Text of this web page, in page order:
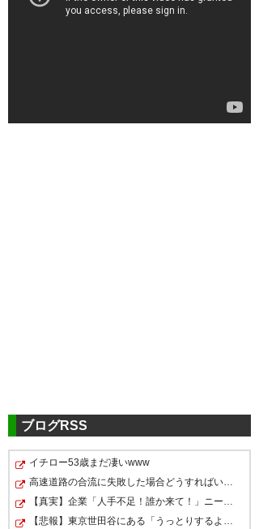
ブログRSS
イチロー53歳まだ凄いwww
高速道路の合流に失敗した場合どうすればいいの？
【真実】企業「人手不足！誰か来て！」ニートワイ「った…
【悲報】東京世田谷にある「うっとりするような高級低層…